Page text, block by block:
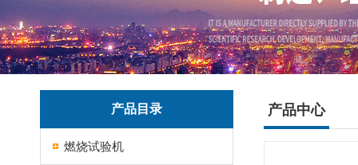
产品目录
燃烧试验机
产品中心